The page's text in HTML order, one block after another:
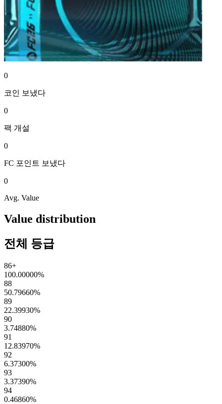
0
코인 보냈다
0
팩 개설
0
FC 포인트 보냈다
0
Avg. Value
Value distribution
전체 등급
86+
100.00000%
88
50.79660%
89
22.39930%
90
3.74880%
91
12.83970%
92
6.37300%
93
3.37390%
94
0.46860%